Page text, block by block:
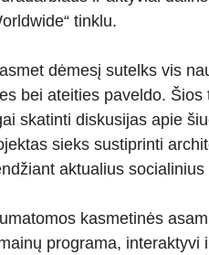
tinklu.
dėmesį sutelks vis
bei ateities paveldo. Šios
skatinti diskusijas apie
sieks sustiprinti
aktualius
kasmetinės
programa, interaktyvi